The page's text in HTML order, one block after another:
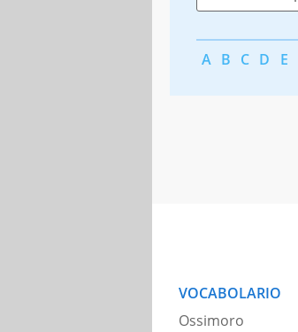
A B C D E
VOCABOLARIO
Ossimoro